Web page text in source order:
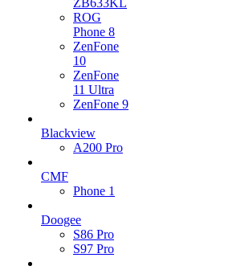
ZB633KL
ROG
Phone 8
ZenFone
10
ZenFone
11 Ultra
ZenFone 9
Blackview
A200 Pro
CMF
Phone 1
Doogee
S86 Pro
S97 Pro